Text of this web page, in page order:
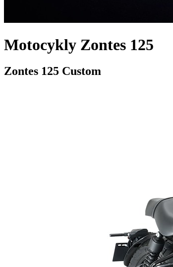
Motocykly Zontes 125
Zontes 125 Custom